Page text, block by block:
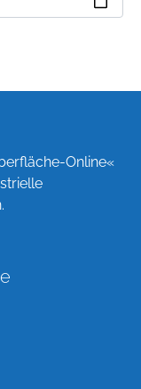
Online«